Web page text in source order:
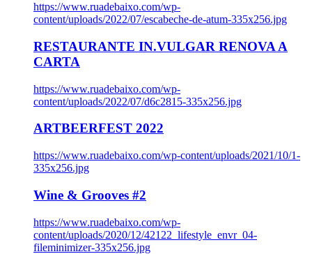
https://www.ruadebaixo.com/wp-
content/uploads/2022/07/escabeche-de-atum-335x256.jpg
RESTAURANTE IN.VULGAR RENOVA A
CARTA
https://www.ruadebaixo.com/wp-
content/uploads/2022/07/d6c2815-335x256.jpg
ARTBEERFEST 2022
https://www.ruadebaixo.com/wp-content/uploads/2021/10/1-
335x256.jpg
Wine & Grooves #2
https://www.ruadebaixo.com/wp-
content/uploads/2020/12/42122_lifestyle_envr_04-
fileminimizer-335x256.jpg